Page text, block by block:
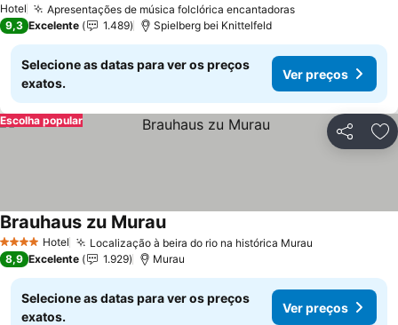
Hotel Apresentações de música folclórica encantadoras
9,3 Excelente 1.489 Spielberg bei Knittelfeld
Selecione as datas para ver os preços
exatos.
Ver preços
Partilhar
Escolha popular
4 EstrelasHotel Localização à beira do rio na histórica Murau
Brauhaus zu Murau
8,9 Excelente 1.929 Murau
Selecione as datas para ver os preços
exatos.
Ver preços